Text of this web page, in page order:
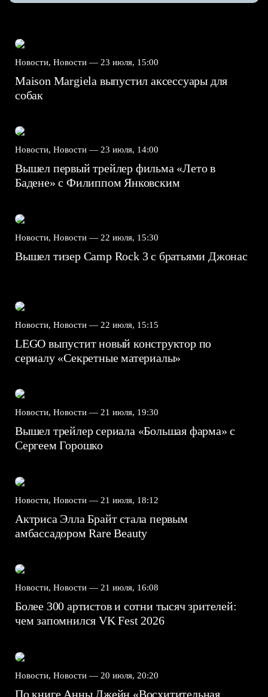
Новости, Новости — 23 июля, 15:00
Maison Margiela выпустил аксессуары для
собак
Новости, Новости — 23 июля, 14:00
Вышел первый трейлер фильма «Лето в
Бадене» с Филиппом Янковским
Новости, Новости — 22 июля, 15:30
Вышел тизер Camp Rock 3 с братьями Джонас
Новости, Новости — 22 июля, 15:15
LEGO выпустит новый конструктор по
сериалу «Секретные материалы»
Новости, Новости — 21 июля, 19:30
Вышел трейлер сериала «Большая фарма» с
Сергеем Горошко
Новости, Новости — 21 июля, 18:12
Актриса Элла Брайт стала первым
амбассадором Rare Beauty
Новости, Новости — 21 июля, 16:08
Более 300 артистов и сотни тысяч зрителей:
чем запомнился VK Fest 2026
Новости, Новости — 20 июля, 20:20
По книге Анны Джейн «Восхитительная